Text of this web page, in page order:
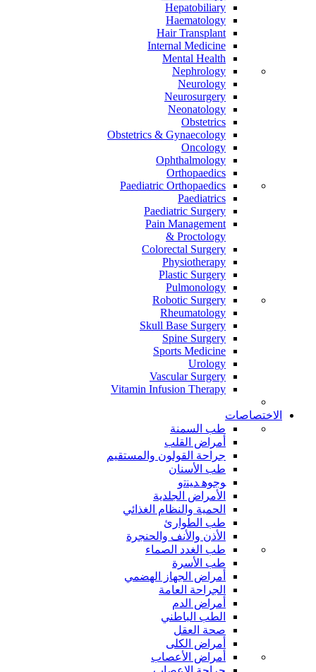
Hepatobiliary
Haematology
Hair Transplant
Internal Medicine
Mental Health
Nephrology
Neurology
Neurosurgery
Neonatology
Obstetrics
Obstetrics & Gynaecology
Oncology
Ophthalmology
Orthopaedics
Paediatric Orthopaedics
Paediatrics
Paediatric Surgery
Pain Management
Proctology &
Colorectal Surgery
Physiotherapy
Plastic Surgery
Pulmonology
Robotic Surgery
Rheumatology
Skull Base Surgery
Spine Surgery
Sports Medicine
Urology
Vascular Surgery
Vitamin Infusion Therapy
الاختصاصات
طب السمنة
أمراض القلب
جراحة القولون والمستقيم
طب الأسنان
ﻮﺟﻮﻫ ﺪﻴﻨﺗﻭ
الأمراض الجلدية
الحمية والنظام الغذائي
طب الطوارئ
الأذن والأنف والحنجرة
طب الغدد الصماء
طب الأسرة
أمراض الجهاز الهضمي
الجراحة العامة
أمراض الدم
الطب الباطني
صحة العقل
أمراض الكلى
أمراض الأعصاب